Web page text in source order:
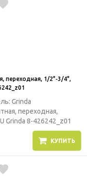
переходная, 1/2"-3/4",
Grinda
переходная,
Grinda 8-426242_z01
КУПИТЬ